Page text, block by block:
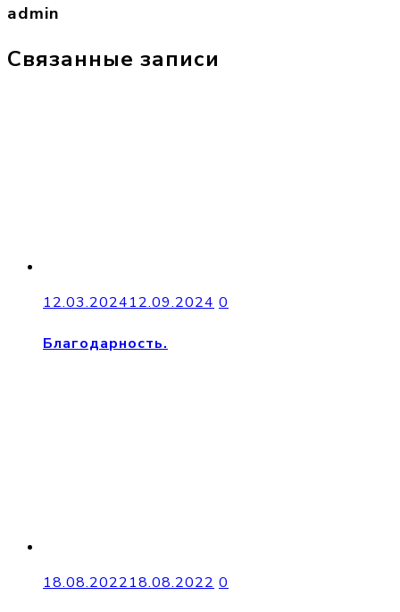
admin
Связанные записи
12.03.202412.09.2024 0
Благодарность.
18.08.202218.08.2022 0